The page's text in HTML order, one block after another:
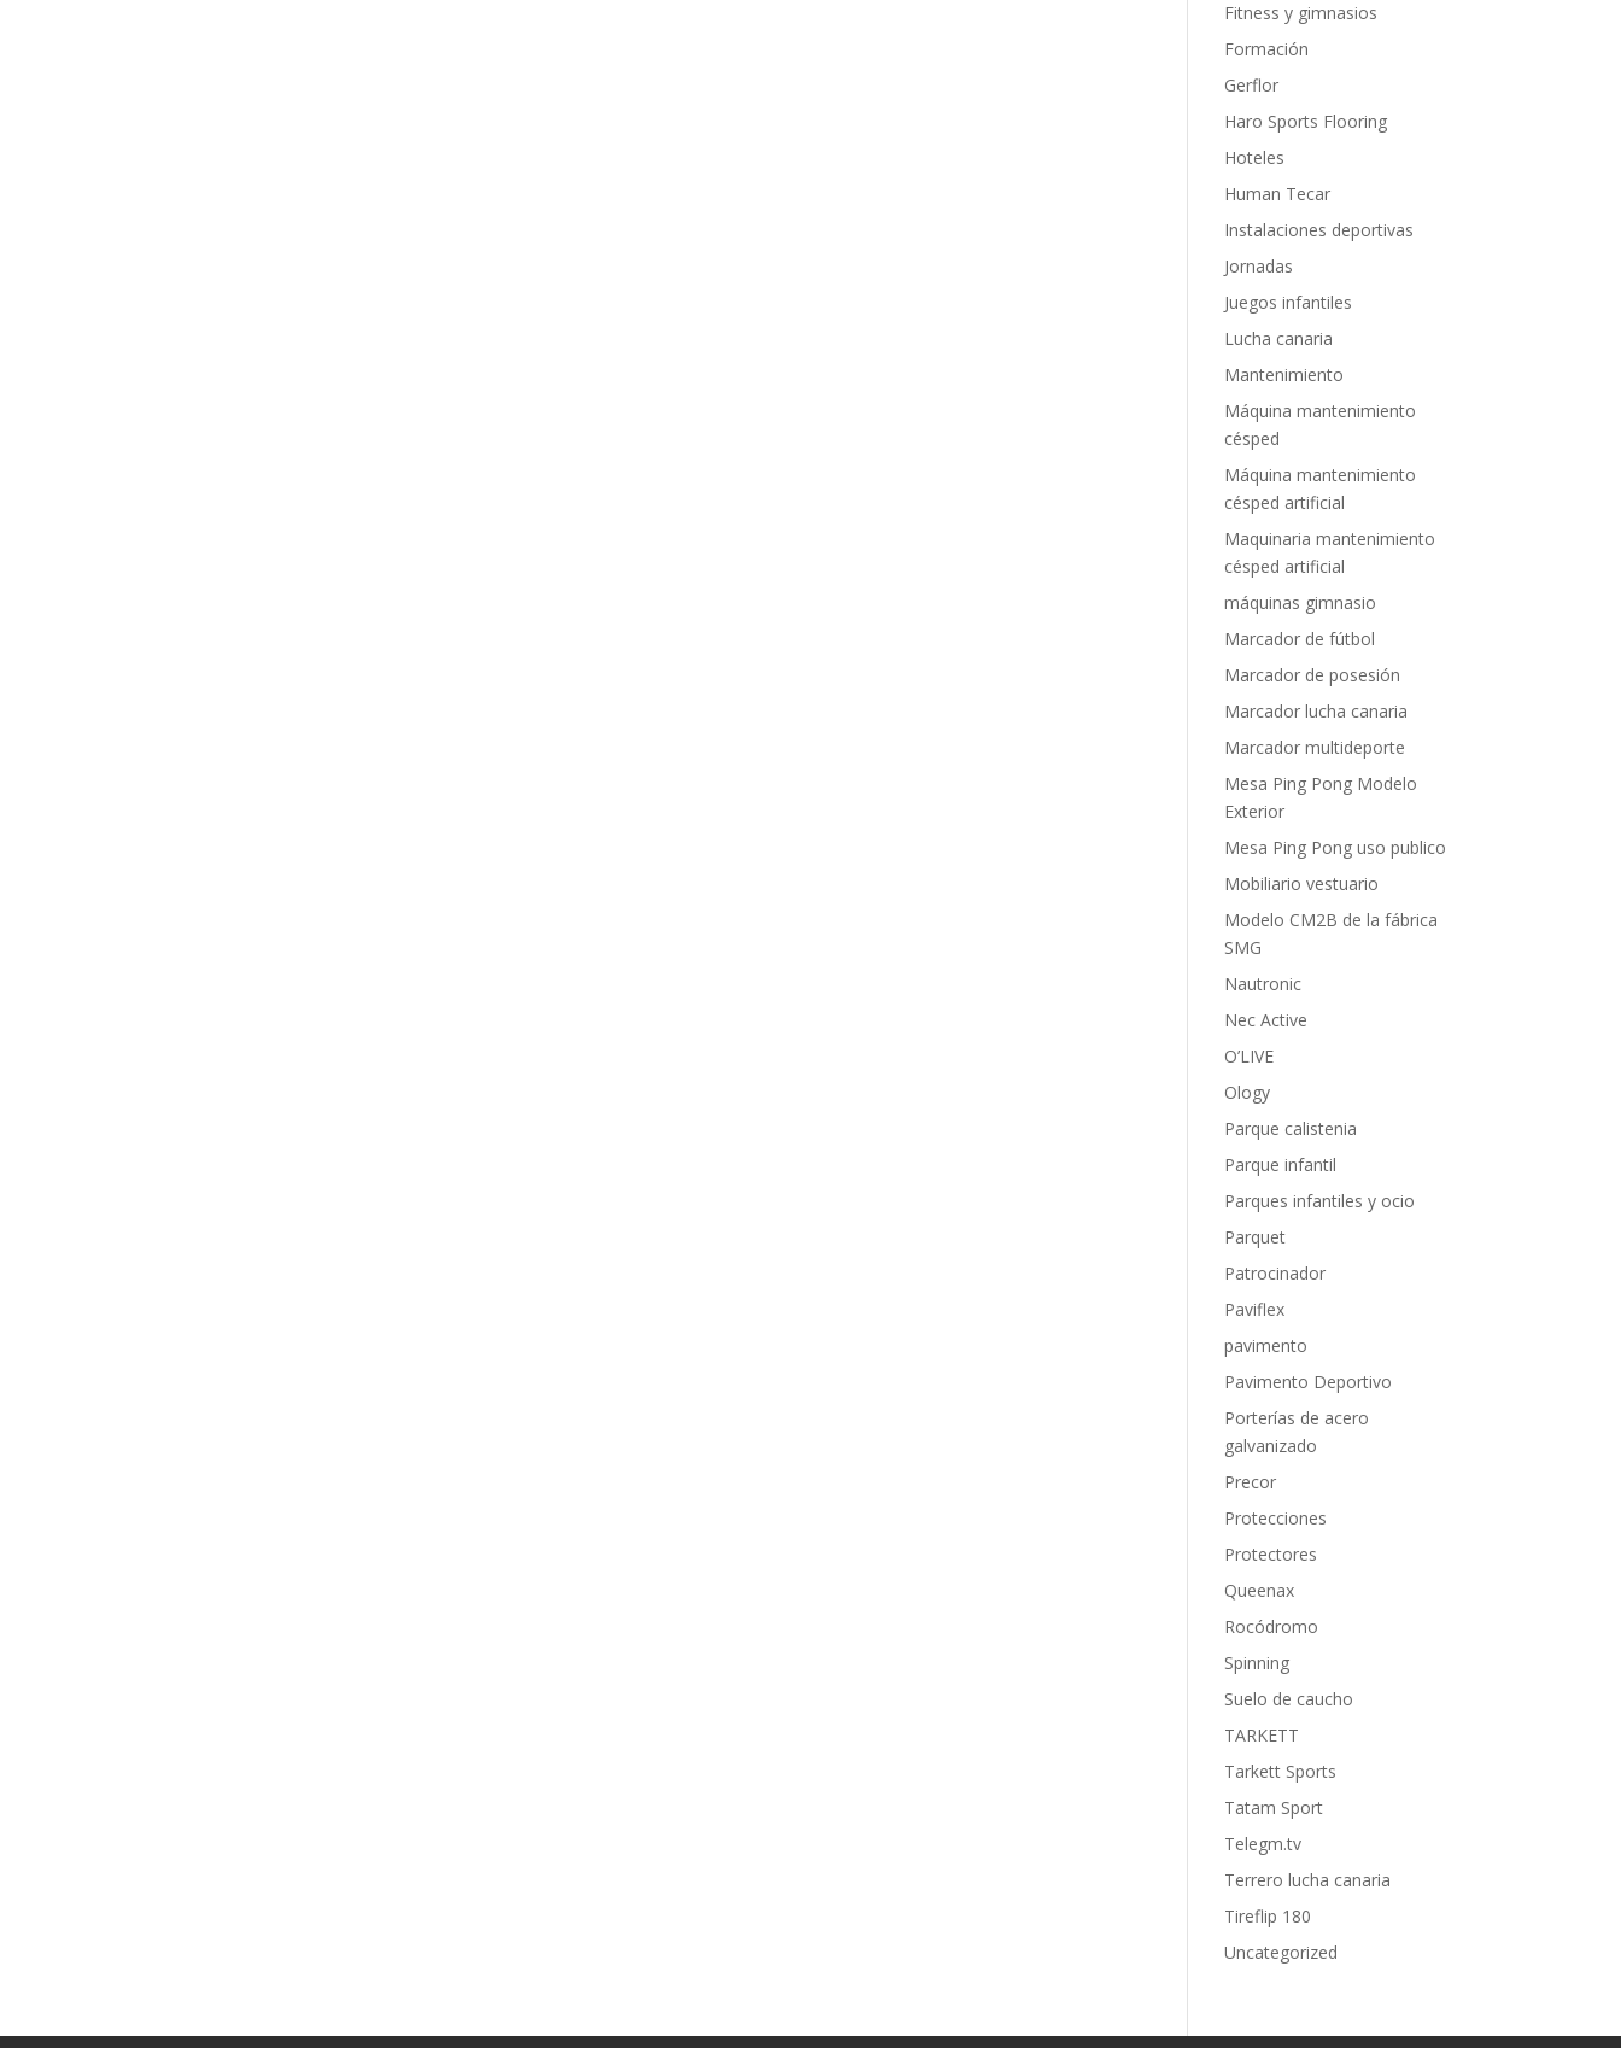
Fitness y gimnasios
Formación
Gerflor
Haro Sports Flooring
Hoteles
Human Tecar
Instalaciones deportivas
Jornadas
Juegos infantiles
Lucha canaria
Mantenimiento
Máquina mantenimiento
césped
Máquina mantenimiento
césped artificial
Maquinaria mantenimiento
césped artificial
máquinas gimnasio
Marcador de fútbol
Marcador de posesión
Marcador lucha canaria
Marcador multideporte
Mesa Ping Pong Modelo
Exterior
Mesa Ping Pong uso publico
Mobiliario vestuario
Modelo CM2B de la fábrica
SMG
Nautronic
Nec Active
O’LIVE
Ology
Parque calistenia
Parque infantil
Parques infantiles y ocio
Parquet
Patrocinador
Paviflex
pavimento
Pavimento Deportivo
Porterías de acero
galvanizado
Precor
Protecciones
Protectores
Queenax
Rocódromo
Spinning
Suelo de caucho
TARKETT
Tarkett Sports
Tatam Sport
Telegm.tv
Terrero lucha canaria
Tireflip 180
Uncategorized